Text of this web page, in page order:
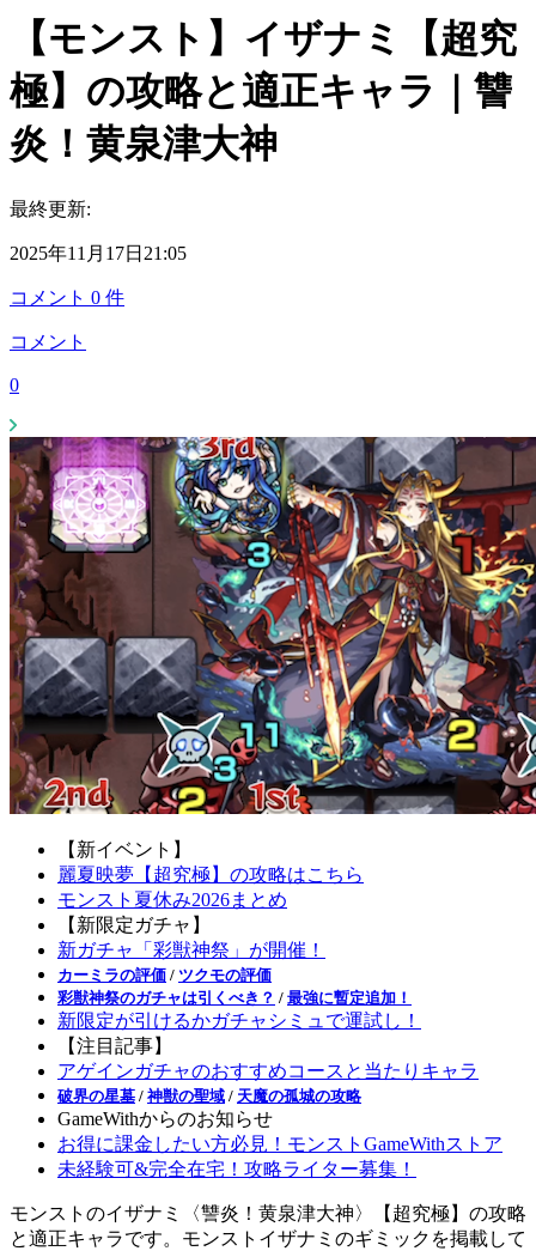
【モンスト】イザナミ【超究
極】の攻略と適正キャラ｜讐
炎！黄泉津大神
最終更新:
2025年11月17日21:05
コメント 0 件
コメント
0
【新イベント】
麗夏映夢【超究極】の攻略はこちら
モンスト夏休み2026まとめ
【新限定ガチャ】
新ガチャ「彩獣神祭」が開催！
カーミラの評価 / ツクモの評価
彩獣神祭のガチャは引くべき？ / 最強に暫定追加！
新限定が引けるかガチャシミュで運試し！
【注目記事】
アゲインガチャのおすすめコースと当たりキャラ
破界の星墓 / 神獣の聖域 / 天魔の孤城の攻略
GameWithからのお知らせ
お得に課金したい方必見！モンストGameWithストア
未経験可&完全在宅！攻略ライター募集！
モンストのイザナミ〈讐炎！黄泉津大神〉【超究極】の攻略
と適正キャラです。モンストイザナミのギミックを掲載して